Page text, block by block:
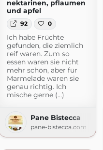
nektarinen, pflaumen
und apfel
92 0
Ich habe Früchte
gefunden, die ziemlich
reif waren. Zum so
essen waren sie nicht
mehr schön, aber für
Marmelade waren sie
genau richtig. Ich
mische gerne (...)
Pane Bistecca
pane-bistecca.com